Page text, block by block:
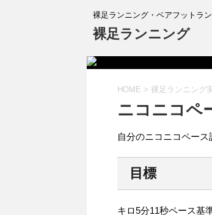
裸足ランニング・ベアフットラ
裸足ランニング
HOME > 裸足ランニング
ニコニコペ
自分のニコニコペー
目標
キロ5分11秒ペース基